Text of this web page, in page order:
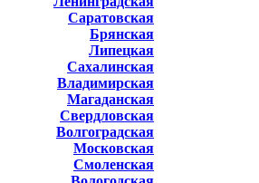
Саратовская
Брянская
Липецкая
Сахалинская
Владимирская
Магаданская
Свердловская
Волгоградская
Московская
Смоленская